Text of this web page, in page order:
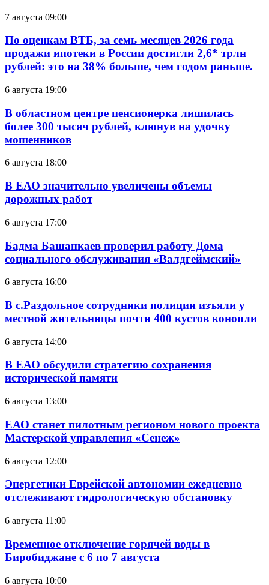
7 августа 09:00
По оценкам ВТБ, за семь месяцев 2026 года
продажи ипотеки в России достигли 2,6* трлн
рублей: это на 38% больше, чем годом раньше.
6 августа 19:00
В областном центре пенсионерка лишилась
более 300 тысяч рублей, клюнув на удочку
мошенников
6 августа 18:00
В ЕАО значительно увеличены объемы
дорожных работ
6 августа 17:00
Бадма Башанкаев проверил работу Дома
социального обслуживания «Валдгеймский»
6 августа 16:00
В с.Раздольное сотрудники полиции изъяли у
местной жительницы почти 400 кустов конопли
6 августа 14:00
В ЕАО обсудили стратегию сохранения
исторической памяти
6 августа 13:00
ЕАО станет пилотным регионом нового проекта
Мастерской управления «Сенеж»
6 августа 12:00
Энергетики Еврейской автономии ежедневно
отслеживают гидрологическую обстановку
6 августа 11:00
Временное отключение горячей воды в
Биробиджане с 6 по 7 августа
6 августа 10:00